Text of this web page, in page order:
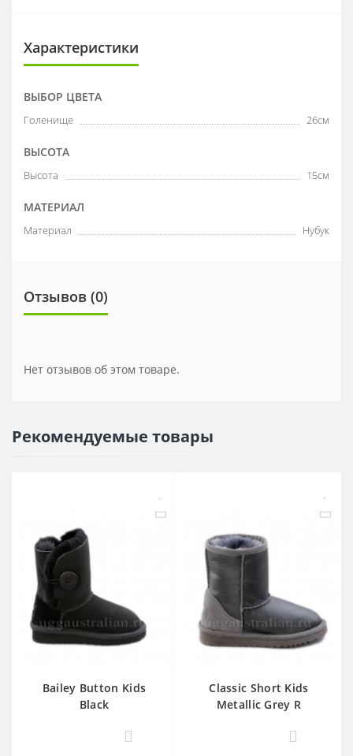
Характеристики
ВЫБОР ЦВЕТА
Голенище 26см
ВЫСОТА
Высота 15см
МАТЕРИАЛ
Материал Нубук
Отзывов (0)
Нет отзывов об этом товаре.
Рекомендуемые товары
Bailey Button Kids
Black
0
Classic Short Kids
Metallic Grey R
0